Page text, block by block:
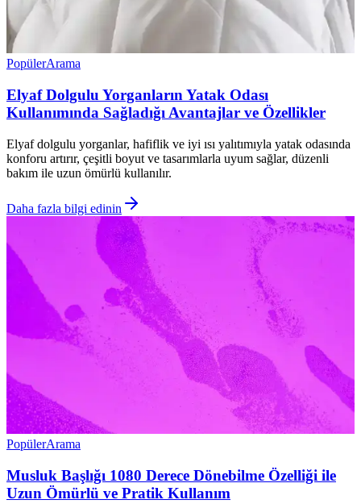
PopülerArama
Elyaf Dolgulu Yorganların Yatak Odası
Kullanımında Sağladığı Avantajlar ve Özellikler
Elyaf dolgulu yorganlar, hafiflik ve iyi ısı yalıtımıyla yatak odasında
konforu artırır, çeşitli boyut ve tasarımlarla uyum sağlar, düzenli
bakım ile uzun ömürlü kullanılır.
Daha fazla bilgi edinin
PopülerArama
Musluk Başlığı 1080 Derece Dönebilme Özelliği ile
Uzun Ömürlü ve Pratik Kullanım